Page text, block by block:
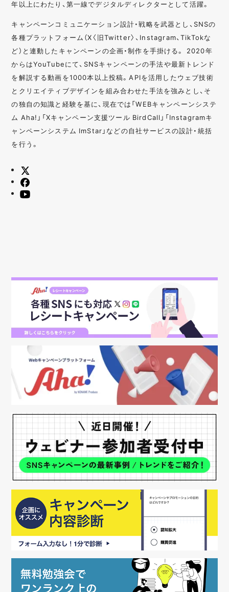
年以上にわたり、第一線でデジタルディレクターとして活躍。
キャンペーンコミュニケーション設計・戦略を武器とし、SNSの
各種プラットフォーム（X〈旧Twitter〉、Instagram、TikTokな
ど）と連動したキャンペーンの企画・制作を手掛ける。 2020年
からはYouTubeにて、SNSキャンペーンの手法や最新トレンド
を解説する動画を1000本以上投稿。APIを活用したウェブ技術
とクリエイティブデザインを組み合わせた手法を強みとし、そ
の独自の知識と経験を基に、現在では「WEBキャンペーンシステ
ム Aha!」「Xキャンペーン支援ツール BirdCall」「Instagramキ
ャンペーンシステム ImStar」などの自社サービスの設計・統括
を行う。